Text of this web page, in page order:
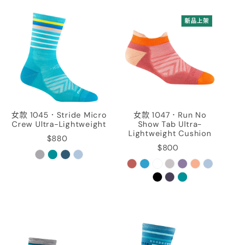
女款 1045．Stride Micro
Crew Ultra-Lightweight
$880
新品上架
女款 1047．Run No
Show Tab Ultra-
Lightweight Cushion
$800